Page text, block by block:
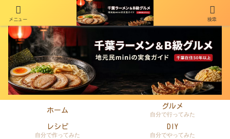
千葉在住50年以上のminiがラーメン・町中華・B級グルメを本音レビュー
ホーム
グルメ
自分で行ってみた
レシピ
自分で作ってみた
DIY
自分でやってみた
メニュー 検索